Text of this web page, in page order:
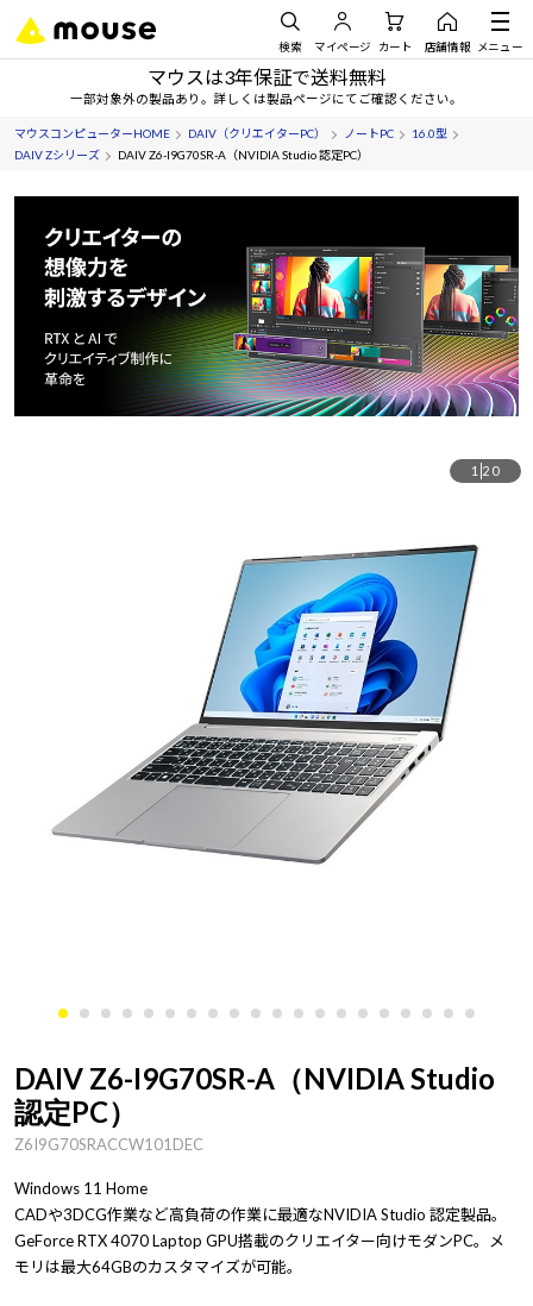
検索 マイページ カート 店舗情報 メニュー
マウスは3年保証で送料無料
一部対象外の製品あり。詳しくは製品ページにてご確認ください。
マウスコンピューターHOME DAIV（クリエイターPC） ノートPC
16.0型
DAIV Zシリーズ
DAIV Z6-I9G70SR-A（NVIDIA Studio 認定PC）
1 20
DAIV Z6-I9G70SR-A（NVIDIA Studio
認定PC）
Z6I9G70SRACCW101DEC
Windows 11 Home
CADや3DCG作業など高負荷の作業に最適なNVIDIA Studio 認定製品。
GeForce RTX 4070 Laptop GPU搭載のクリエイター向けモダンPC。メ
モリは最大64GBのカスタマイズが可能。